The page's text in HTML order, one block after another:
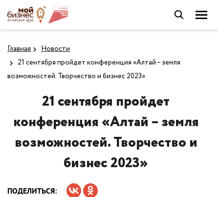
Главная
Новости
21 сентября пройдет конференция «Алтай – земля
возможностей. Творчество и бизнес 2023»
21 сентября пройдет
конференция «Алтай – земля
возможностей. Творчество и
бизнес 2023»
ПОДЕЛИТЬСЯ: